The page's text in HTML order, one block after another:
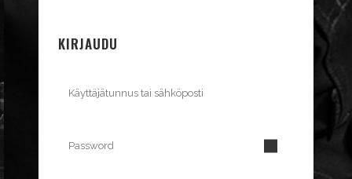
KIRJAUDU